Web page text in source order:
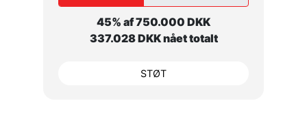
45% af 750.000 DKK
337.028 DKK nået totalt
STØT